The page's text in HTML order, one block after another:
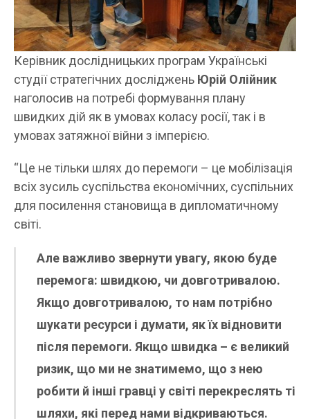
Керівник дослідницьких програм Українські
студії стратегічних досліджень Юрій Олійник
наголосив на потребі формування плану
швидких дій як в умовах коласу росії, так і в
умовах затяжної війни з імперією.
“Це не тільки шлях до перемоги – це мобілізація
всіх зусиль суспільства економічних, суспільних
для посилення становища в дипломатичному
світі.
Але важливо звернути увагу, якою буде
перемога: швидкою, чи довготривалою.
Якщо довготривалою, то нам потрібно
шукати ресурси і думати, як їх відновити
після перемоги. Якщо швидка – є великий
ризик, що ми не знатимемо, що з нею
робити й інші гравці у світі перекреслять ті
шляхи, які перед нами відкриваються.